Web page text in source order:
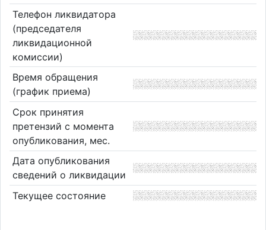
Телефон ликвидатора
(председателя
ликвидационной
комиссии)
Время обращения
(график приема)
Срок принятия
претензий с момента
опубликования, мес.
Дата опубликования
сведений о ликвидации
Текущее состояние